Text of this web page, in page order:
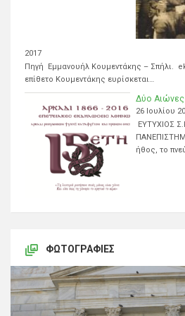
2017
Πηγή Εμμανουήλ Κουμεντάκης – Σπήλι.
επίθετο Κουμεντάκης ευρίσκεται…
Δύο
26 Ιουλίου
ΕΥΤΥΧΙΟΣ
ήθος, το
ΦΩΤΟΓΡΑΦΊΕΣ